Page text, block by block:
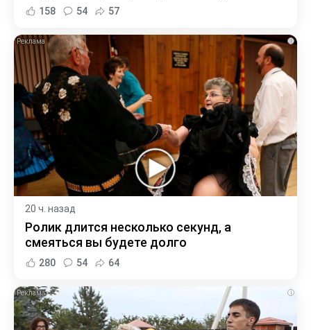
158 54 57
i
20 ч. назад
Ролик длится несколько секунд, а
смеяться вы будете долго
280 54 64
i